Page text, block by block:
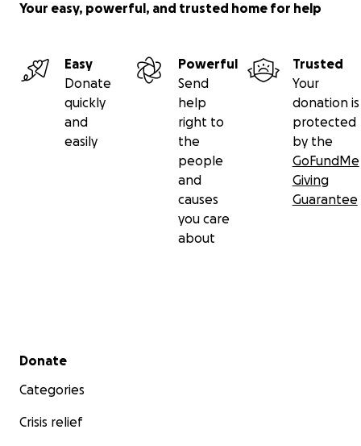
Your easy, powerful, and trusted home for help
Easy
Donate
quickly
and
easily
Powerful
Send
help
right to
the
people
and
causes
you care
about
Trusted
Your
donation is
protected
by the
GoFundMe
Giving
Guarantee
Secondary menu
Donate
Categories
Crisis relief